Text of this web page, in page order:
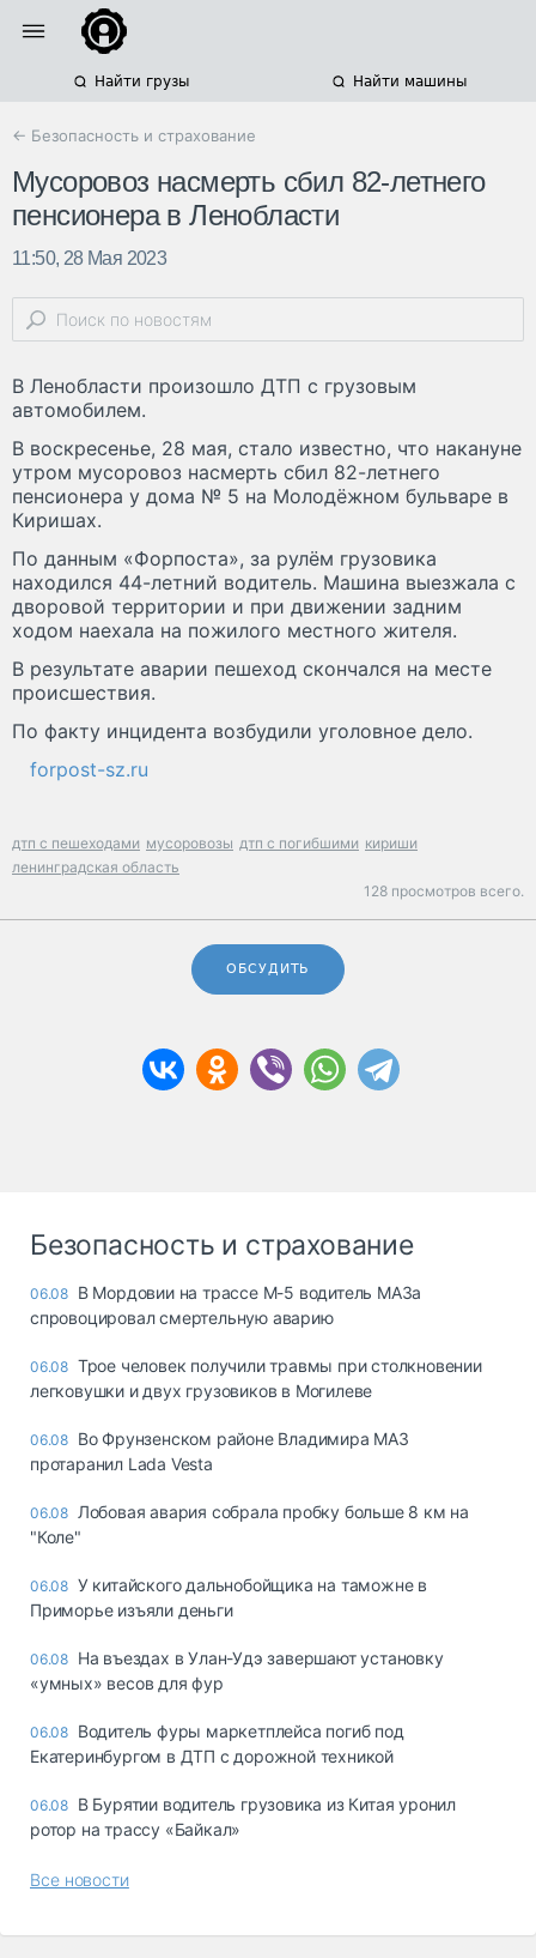
Найти грузы Найти машины
← Безопасность и страхование
Мусоровоз насмерть сбил 82-летнего
пенсионера в Ленобласти
11:50, 28 Мая 2023
В Ленобласти произошло ДТП с грузовым
автомобилем.
В воскресенье, 28 мая, стало известно, что накануне
утром мусоровоз насмерть сбил 82-летнего
пенсионера у дома № 5 на Молодёжном бульваре в
Киришах.
По данным «Форпоста», за рулём грузовика
находился 44-летний водитель. Машина выезжала с
дворовой территории и при движении задним
ходом наехала на пожилого местного жителя.
В результате аварии пешеход скончался на месте
происшествия.
По факту инцидента возбудили уголовное дело.
forpost-sz.ru
дтп с пешеходами мусоровозы дтп с погибшими кириши
ленинградская область
128 просмотров всего.
ОБСУДИТЬ
Безопасность и страхование
06.08 В Мордовии на трассе М-5 водитель МАЗа
спровоцировал смертельную аварию
06.08 Трое человек получили травмы при столкновении
легковушки и двух грузовиков в Могилеве
06.08 Во Фрунзенском районе Владимира МАЗ
протаранил Lada Vesta
06.08 Лобовая авария собрала пробку больше 8 км на
"Коле"
06.08 У китайского дальнобойщика на таможне в
Приморье изъяли деньги
06.08 Ha въeздax в Улaн-Удэ зaвepшaют ycтaнoвкy
«yмныx» вecoв для фyp
06.08 Водитель фуры маркетплейса погиб под
Екатеринбургом в ДТП с дорожной техникой
06.08 В Бурятии водитель грузовика из Китая уронил
ротор на трассу «Байкал»
Все новости